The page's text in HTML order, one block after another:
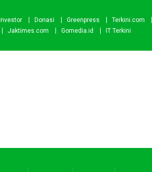
Investor Donasi Greenpress Terkini.com
Jaktimes.com Gomedia.id IT Terkini